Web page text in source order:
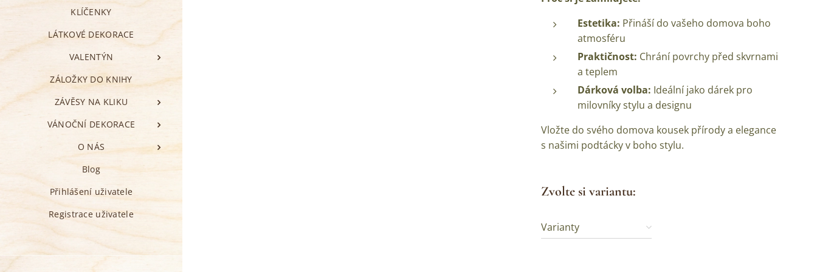
KLÍČENKY
LÁTKOVÉ DEKORACE
VALENTÝN
ZÁLOŽKY DO KNIHY
ZÁVĚSY NA KLIKU
VÁNOČNÍ DEKORACE
O NÁS
Blog
Přihlášení uživatele
Registrace uživatele
Estetika: Přináší do vašeho domova boho
atmosféru
Praktičnost: Chrání povrchy před skvrnami
a teplem
Dárková volba: Ideální jako dárek pro
milovníky stylu a designu
Vložte do svého domova kousek přírody a elegance
s našimi podtácky v boho stylu.
Zvolte si variantu:
Varianty